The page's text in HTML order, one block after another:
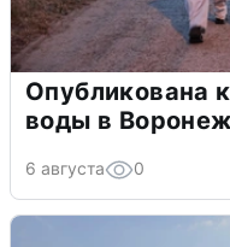
Опубликована
воды в
6 августа 0